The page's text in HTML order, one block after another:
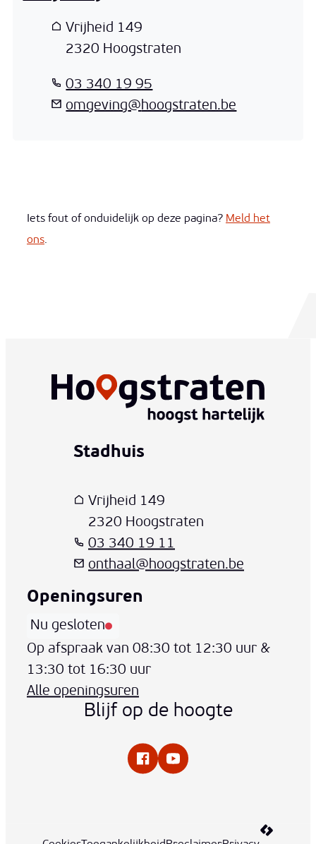
Adres Vrijheid 149
,2320 Hoogstraten
03 340 19 95
E-mailomgeving@hoogstraten.be
Iets fout of onduidelijk op deze pagina? Meld het
ons.
www-contact-text-name
Stadhuis
Adres
Vrijheid 149
,2320 Hoogstraten
03 340 19 11
E-mail
onthaal@hoogstraten.be
Openingsuren
Vandaag
Nu gesloten
Op afspraak van 08:30 tot 12:30 uur &
13:30 tot 16:30 uur
Alle openingsuren
Blijf op de hoogte
FacebookYouTube
LCP nv